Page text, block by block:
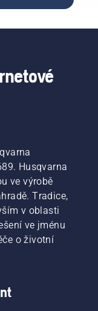
Husqvarna
ve výrobě
Tradice,
v oblasti
ve jménu
o životní